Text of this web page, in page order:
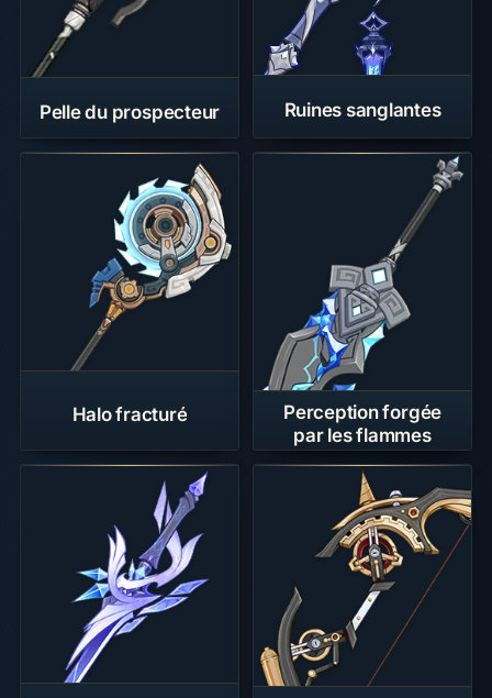
Pelle du prospecteur Ruines sanglantes
Halo fracturé
Perception forgée
par les flammes